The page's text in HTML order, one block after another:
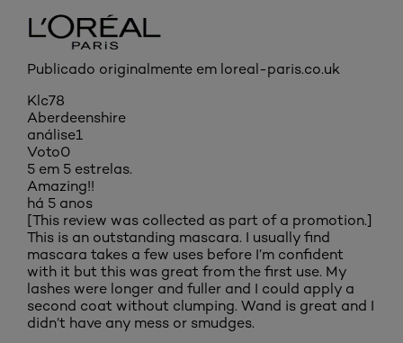
Publicado originalmente em loreal-paris.co.uk
Klc78
Aberdeenshire
análise1
Voto0
5 em 5 estrelas.
Amazing!!
há 5 anos
[This review was collected as part of a promotion.]
This is an outstanding mascara. I usually find
mascara takes a few uses before I’m confident
with it but this was great from the first use. My
lashes were longer and fuller and I could apply a
second coat without clumping. Wand is great and I
didn’t have any mess or smudges.